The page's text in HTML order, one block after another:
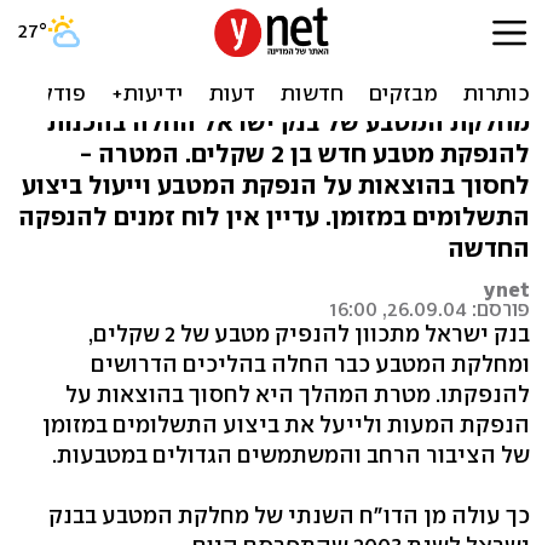
בנק ישראל ינפיק מטבע של 2
מחלקת המטבע של בנק ישראל החלה בהכנות
להנפקת מטבע חדש בן 2 שקלים. המטרה -
לחסוך בהוצאות על הנפקת המטבע וייעול ביצוע
התשלומים במזומן. עדיין אין לוח זמנים להנפקה
החדשה
ynet
פורסם: 26.09.04, 16:00
בנק ישראל מתכוון להנפיק מטבע של 2 שקלים,
ומחלקת המטבע כבר החלה בהליכים הדרושים
להנפקתו. מטרת המהלך היא לחסוך בהוצאות על
הנפקת המעות ולייעל את ביצוע התשלומים במזומן
של הציבור הרחב והמשתמשים הגדולים במטבעות.
כך עולה מן הדו"ח השנתי של מחלקת המטבע בבנק